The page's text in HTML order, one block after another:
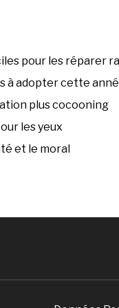
pour les réparer
à adopter cette
plus cocooning
les yeux
et le moral